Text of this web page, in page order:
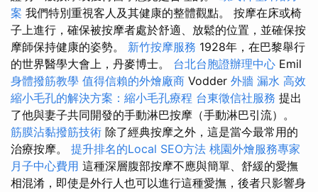
案 我們特別重視客人及其健康的整體觀點。 按摩在床或椅
子上進行，確保被按摩者處於舒適、放鬆的位置，並確保按
摩師保持健康的姿勢。 新竹按摩服務 1928年，在巴黎舉行
的世界醫學大會上，丹麥博士。 台北台胞證辦理中心 Emil
身體撥筋教學 值得信賴的外燴廠商 Vodder 外牆 漏水 高效
縮小毛孔的解決方案：縮小毛孔療程 台東徵信社服務 提出
了他與妻子共同開發的手動淋巴按摩（手動淋巴引流）。
筋膜沾黏撥筋技術 除了經典按摩之外，這是當今最常用的
治療按摩。 提升排名的Local SEO方法 桃園外燴服務專家
月子中心費用 這種深層腹部按摩不應與簡單、舒緩的愛撫
相混淆，即使是外行人也可以進行這種愛撫，後者只影響身